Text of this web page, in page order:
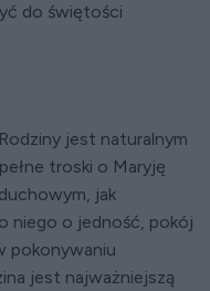
do świętości
jest naturalnym
troski o Maryję
jak
niego o jedność, pokój
pokonywaniu
jest najważniejszą